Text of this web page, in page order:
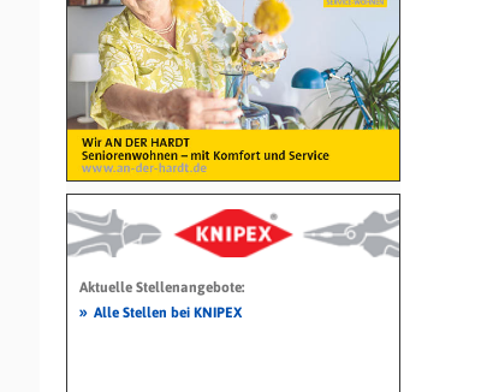
Aktuelle Stellenangebote:
» Alle Stellen bei KNIPEX